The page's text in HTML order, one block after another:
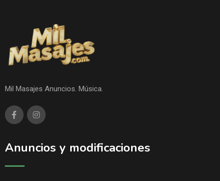
Mil Masajes Anuncios. Música.
Anuncios y modificaciones